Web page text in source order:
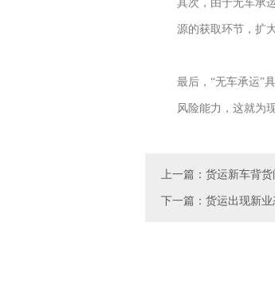
其次，由于无车承
源的获取环节，扩
最后，“无车承运”
风险能力，这就为
上一篇：货运新车背
下一篇：货运出现新